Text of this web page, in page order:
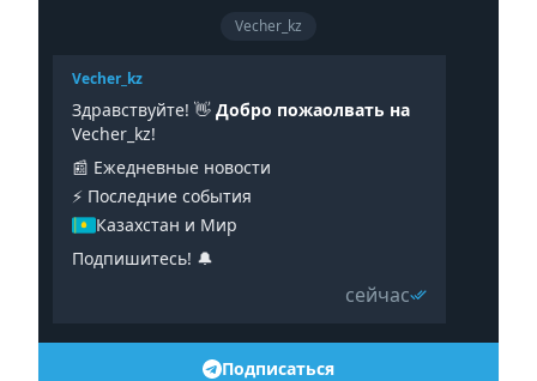
Vecher_kz
Vecher_kz
Здравствуйте! 👋 Добро пожаолвать на
Vecher_kz!
📰 Ежедневные новости
⚡️ Последние события
Казахстан и Мир
Подпишитесь! 🔔
сейчас
Подписаться